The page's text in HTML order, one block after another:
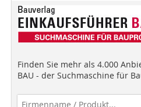
Finden Sie mehr als 4.000
BAU - der Suchmaschine für